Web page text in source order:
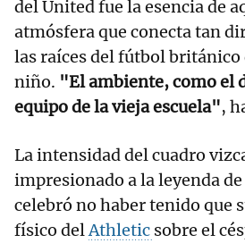
del United fue la esencia de
atmósfera que conecta tan
las raíces del fútbol británico
niño. "El ambiente, como el
equipo de la vieja escuela",
La intensidad del cuadro
impresionado a la leyenda
celebró no haber tenido que
físico delAthletic sobre el